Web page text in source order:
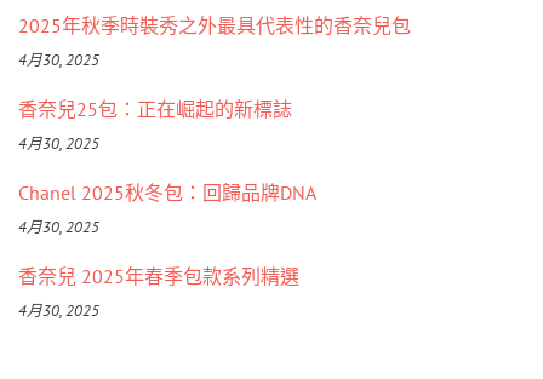
2025年秋季時裝秀之外最具代表性的香奈兒包
4月30, 2025
香奈兒25包：正在崛起的新標誌
4月30, 2025
Chanel 2025秋冬包：回歸品牌DNA
4月30, 2025
香奈兒 2025年春季包款系列精選
4月30, 2025